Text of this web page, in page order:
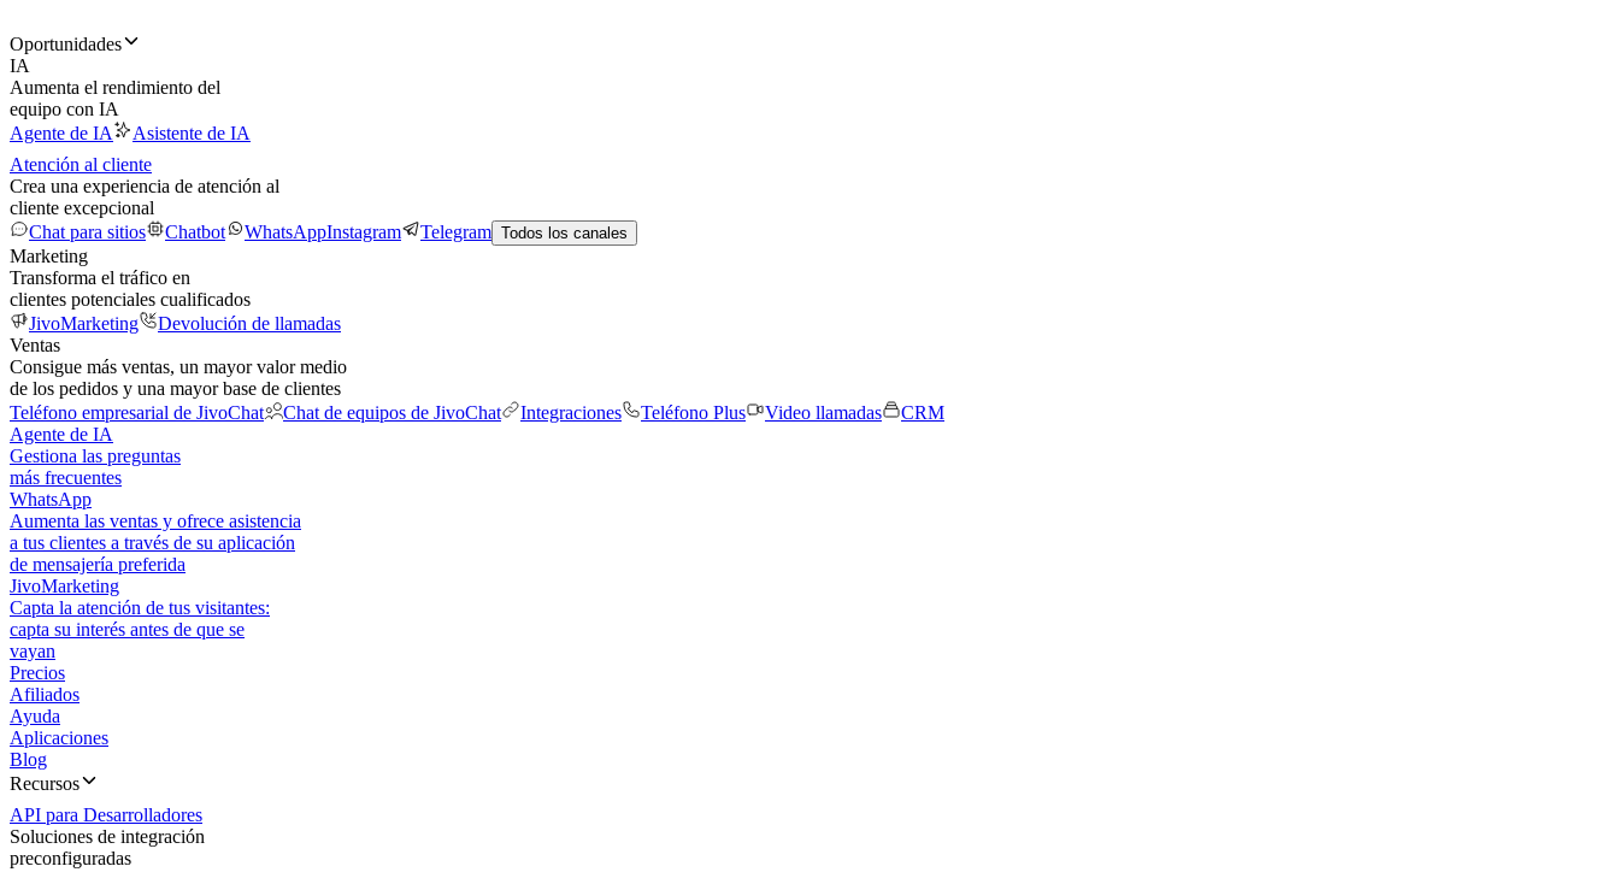
Oportunidades
IA
Aumenta el rendimiento del
equipo con IA
Agente de IA
Asistente de IA
Atención al cliente
Crea una experiencia de atención al
cliente excepcional
Chat para sitios
Chatbot WhatsAppInstagram Telegram Todos los canales
Marketing
Transforma el tráfico en
clientes potenciales cualificados
JivoMarketing
Devolución de llamadas
Ventas
Consigue más ventas, un mayor valor medio
de los pedidos y una mayor base de clientes
Teléfono empresarial de JivoChat
Chat de equipos de JivoChat Integraciones Teléfono Plus Video llamadas
CRM
Agente de IA
Gestiona las preguntas
más frecuentes
WhatsApp
Aumenta las ventas y ofrece asistencia
a tus clientes a través de su aplicación
de mensajería preferida
JivoMarketing
Capta la atención de tus visitantes:
capta su interés antes de que se
vayan
Precios
Afiliados
Ayuda
Aplicaciones
Blog
Recursos
API para Desarrolladores
Soluciones de integración
preconfiguradas